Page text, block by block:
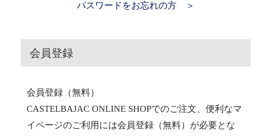
パスワードをお忘れの方 ＞
会員登録
会員登録（無料）
CASTELBAJAC ONLINE SHOPでのご注文、便利なマ
イページのご利用には会員登録（無料）が必要とな